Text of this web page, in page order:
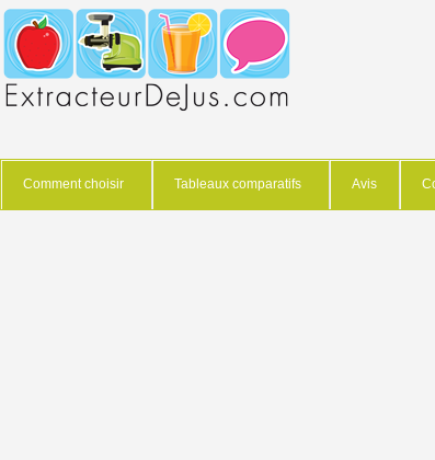
Comment choisir Tableaux comparatifs Avis